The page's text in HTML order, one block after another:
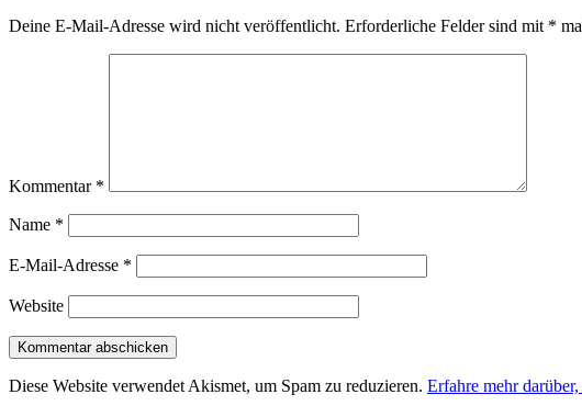
Deine E-Mail-Adresse wird nicht veröffentlicht. Erforderliche Felder sind mit *
Kommentar *
Name *
E-Mail-Adresse *
Website
Diese Website verwendet Akismet, um Spam zu reduzieren. Erfahre mehr